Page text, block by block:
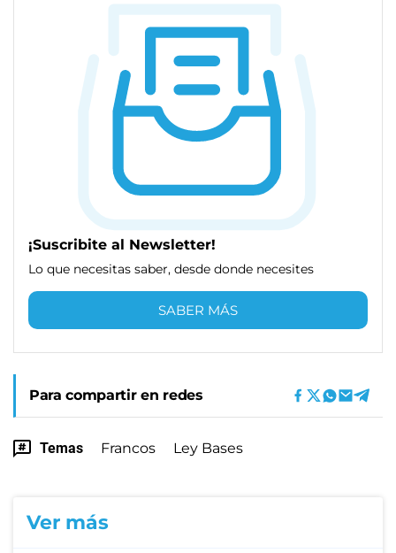
¡Suscribite al Newsletter!
Lo que necesitas saber, desde donde necesites
SABER MÁS
Para compartir en redes
Temas Francos Ley Bases
Ver más